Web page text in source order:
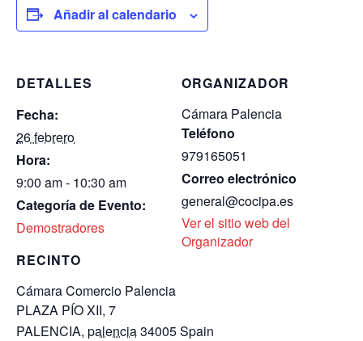
Añadir al calendario
DETALLES
Fecha:
26 febrero
Hora:
9:00 am - 10:30 am
Categoría de Evento:
Demostradores
RECINTO
Cámara Comercio Palencia
PLAZA PÍO XII, 7
PALENCIA, palencia34005Spain
ORGANIZADOR
Cámara Palencia
Teléfono
979165051
Correo electrónico
general@cocipa.es
Ver el sitio web del
Organizador